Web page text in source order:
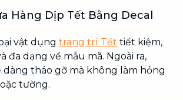
Hàng Dịp Tết Bằng Decal
vật dụng trang trí Tết tiết kiệm,
đa dạng về mẫu mã. Ngoài ra,
dàng tháo gỡ mà không làm hỏng
tường.